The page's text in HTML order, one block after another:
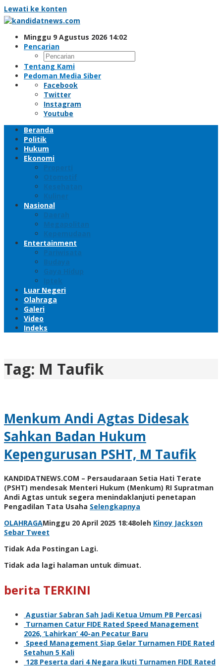
Lewati ke konten
Minggu 9 Agustus 2026 14:02
Pencarian
Tentang Kami
Pedoman Media Siber
Facebook
Twitter
Instagram
Youtube
Beranda
Politik
Hukum
Ekonomi
Properti
Otomotif
Kesehatan
Kuliner
Nasional
Daerah
Megapolitan
Kepemudaan
Entertainment
Pariwisata
Budaya
Gaya Hidup
Iptek
Luar Negeri
Olahraga
Galeri
Video
Indeks
Tag: M Taufik
Menkum Andi Agtas Didesak
Sahkan Badan Hukum
Kepengurusan PSHT, M Taufik
KANDIDATNEWS.COM – Persaudaraan Setia Hati Terate
(PSHT) mendesak Menteri Hukum (Menkum) RI Supratman
Andi Agtas untuk segera menindaklanjuti penetapan
Pengadilan Tata Usaha Selengkapnya
OLAHRAGAMinggu 20 April 2025 18:48oleh Kinoy Jackson
Sebar Tweet
Tidak Ada Postingan Lagi.
Tidak ada lagi halaman untuk dimuat.
berita TERKINI
Agustiar Sabran Sah Jadi Ketua Umum PB Percasi
Turnamen Catur FIDE Rated Speed Management
2026, ‘Lahirkan’ 40-an Pecatur Baru
Speed Management Siap Gelar Turnamen FIDE Rated
Setahun 5 Kali
128 Peserta dari 4 Negara Ikuti Turnamen FIDE Rated